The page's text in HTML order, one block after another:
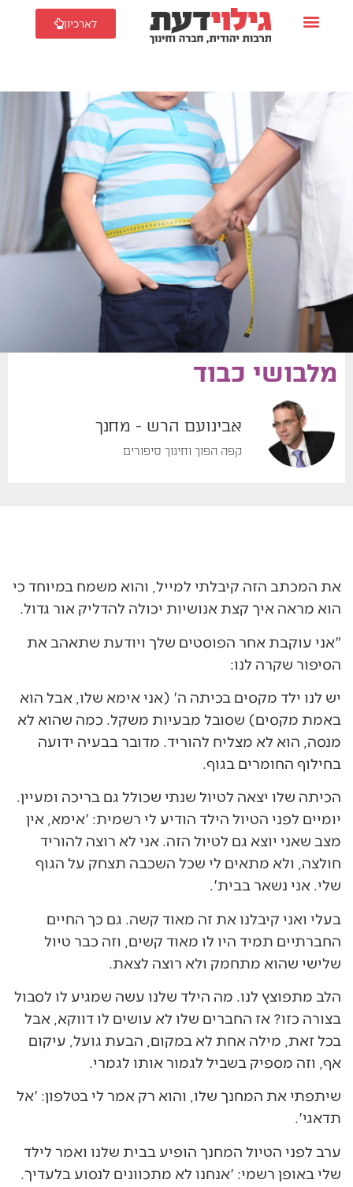
לארכיון
מלבושי כבוד
אבינועם הרש - מחנך
קפה הפוך וחינוך סיפורים
את המכתב הזה קיבלתי למייל, והוא משמח במיוחד כי
הוא מראה איך קצת אנושיות יכולה להדליק אור גדול.
"אני עוקבת אחר הפוסטים שלך ויודעת שתאהב את
הסיפור שקרה לנו:
יש לנו ילד מקסים בכיתה ה' (אני אימא שלו, אבל הוא
באמת מקסים) שסובל מבעיות משקל. כמה שהוא לא
מנסה, הוא לא מצליח להוריד. מדובר בבעיה ידועה
בחילוף החומרים בגוף.
הכיתה שלו יצאה לטיול שנתי שכולל גם בריכה ומעיין.
יומיים לפני הטיול הילד הודיע לי רשמית: 'אימא, אין
מצב שאני יוצא גם לטיול הזה. אני לא רוצה להוריד
חולצה, ולא מתאים לי שכל השכבה תצחק על הגוף
שלי. אני נשאר בבית'.
בעלי ואני קיבלנו את זה מאוד קשה. גם כך החיים
החברתיים תמיד היו לו מאוד קשים, וזה כבר טיול
שלישי שהוא מתחמק ולא רוצה לצאת.
הלב מתפוצץ לנו. מה הילד שלנו עשה שמגיע לו לסבול
בצורה כזו? אז החברים שלו לא עושים לו דווקא, אבל
בכל זאת, מילה אחת לא במקום, הבעת גועל, עיקום
אף, וזה מספיק בשביל לגמור אותו לגמרי.
שיתפתי את המחנך שלו, והוא רק אמר לי בטלפון: 'אל
תדאגי'.
ערב לפני הטיול המחנך הופיע בבית שלנו ואמר לילד
שלי באופן רשמי: 'אנחנו לא מתכוונים לנסוע בלעדיך.